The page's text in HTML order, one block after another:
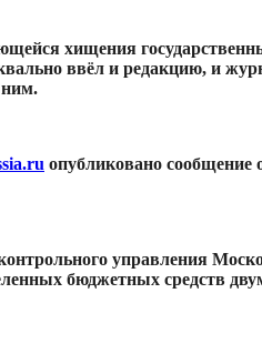
хищения
ввёл и редакцию, и
ним.
опубликовано
управления
бюджетных средств